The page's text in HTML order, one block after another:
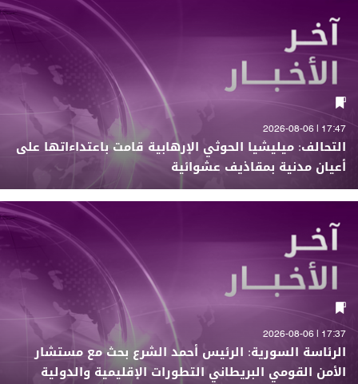
17:47 | 2026-08-06
التحالف: ميليشيا الحوثي الإرهابية قامت باعتداءاتها على
أعيان مدنية بمقاذيف عشوائية
17:37 | 2026-08-06
الرئاسة السورية: الرئيس أحمد الشرع بحث مع مستشار
الأمن القومي البريطاني التطورات الإقليمية والدولية